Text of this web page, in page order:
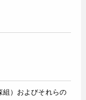
）およびそれらの